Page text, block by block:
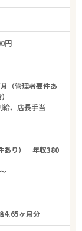
円
（管理者要件あ
給、店長手当
あり） 年収380
4.65ヶ月分